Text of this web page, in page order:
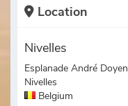
Location
Nivelles
Esplanade André Doyen
Nivelles
Belgium